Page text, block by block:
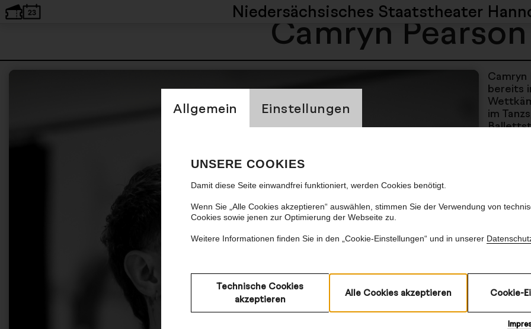
Allgemein Einstellungen
UNSERE COOKIES
Damit diese Seite einwandfrei funktioniert, werden Cookies benötigt.
Wenn Sie „Alle Cookies akzeptieren“ auswählen, stimmen Sie der Verwendung von
Cookies sowie jenen zur Optimierung der Webseite zu.
Weitere Informationen finden Sie in den „Cookie-Einstellungen“ und in unserer
Technische Cookies
akzeptieren
Alle Cookies akzeptieren Cookie-
Niedersächsisches Staatstheater
Camryn Pearson
bereits
im
Susan
Glorya
Jodie
Limón,
mit
Tayeh,
Theater